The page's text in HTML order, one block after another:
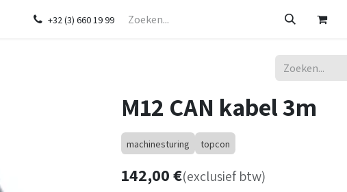
Over ons Shop Diensten In de kijker Partners Vacatures
+32 (3) 660 19 99
M12 CAN kabel 3m
machinesturing topcon
142,00€(exclusief btw)